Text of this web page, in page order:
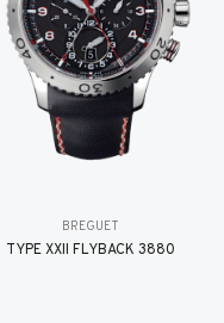
BREGUET
TYPE XXII FLYBACK 3880